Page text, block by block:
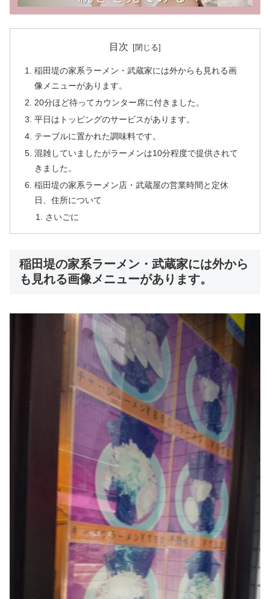
目次
稲田堤の家系ラーメン・武蔵家には外からも見れる画
像メニューがあります。
20分ほど待ってカウンター席に付きました。
平日はトッピングのサービスがあります。
テーブルに置かれた調味料です。
混雑していましたがラーメンは10分程度で提供されて
きました。
稲田堤の家系ラーメン店・武蔵屋の営業時間と定休
日、住所について
さいごに
稲田堤の家系ラーメン・武蔵家には外から
も見れる画像メニューがあります。